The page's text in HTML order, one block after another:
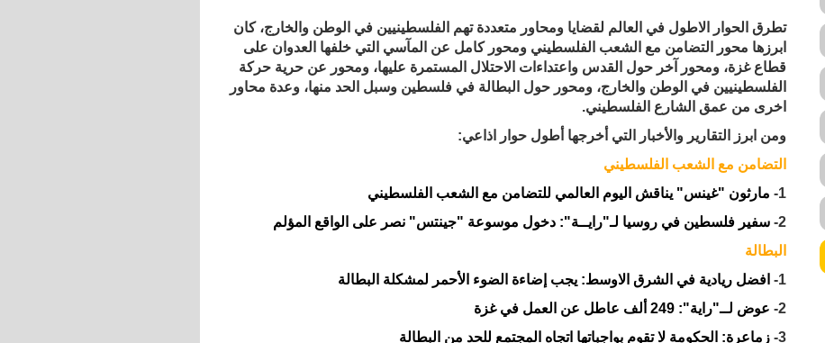
تطرق الحوار الاطول في العالم لقضايا ومحاور متعددة تهم الفلسطينيين في الوطن والخارج، كان
ابرزها محور التضامن مع الشعب الفلسطيني ومحور كامل عن المآسي التي خلفها العدوان على
قطاع غزة، ومحور آخر حول القدس واعتداءات الاحتلال المستمرة عليها، ومحور عن حرية حركة
الفلسطينيين في الوطن والخارج، ومحور حول البطالة في فلسطين وسبل الحد منها، وعدة محاور
اخرى من عمق الشارع الفلسطيني.
ومن ابرز التقارير والأخبار التي أخرجها أطول حوار اذاعي:
التضامن مع الشعب الفلسطيني
1-
مارثون "غينس" يناقش اليوم العالمي للتضامن مع الشعب الفلسطيني
2- سفير فلسطين في روسيا لـ"رايــة": دخول موسوعة "جينتس" نصر على الواقع المؤلم
البطالة
1-
افضل ريادية في الشرق الاوسط: يجب إضاءة الضوء الأحمر لمشكلة البطالة
2- عوض لــ"راية": 249 ألف عاطل عن العمل في غزة
3- زماعرة: الحكومة لا تقوم بواجباتها اتجاه المجتمع للحد من البطالة